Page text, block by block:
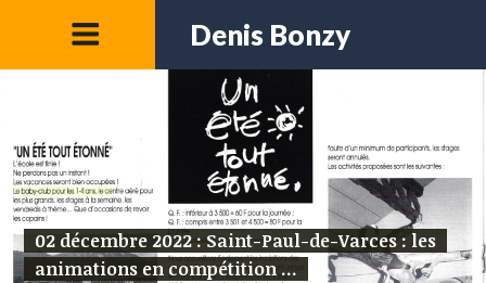
Denis Bonzy
02 décembre 2022 : Saint-Paul-de-Varces : les
animations en compétition ...